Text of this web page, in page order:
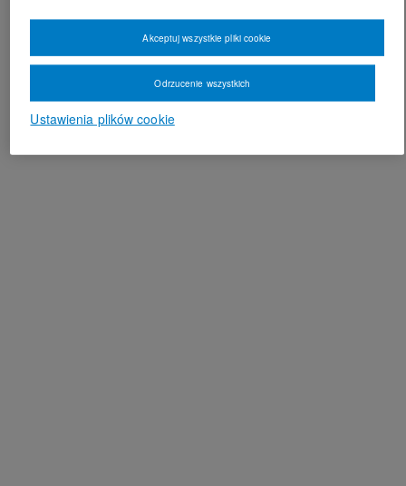
Ustawienia plików cookie
Odrzucenie wszystkich
Akceptuj wszystkie pliki cookie